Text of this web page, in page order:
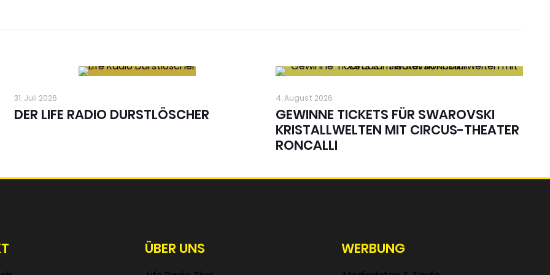
31. Juli 2026
DER LIFE RADIO DURSTLÖSCHER
4. August 2026
GEWINNE TICKETS FÜR SWAROVSKI
KRISTALLWELTEN MIT CIRCUS-THEATER
RONCALLI
ÜBER UNS WERBUNG